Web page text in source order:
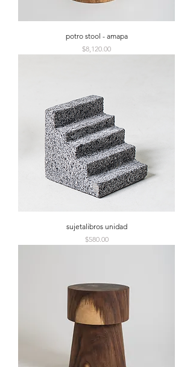
potro stool - amapa
Precio
$8,120.00
sujetalibros unidad
Precio
$580.00